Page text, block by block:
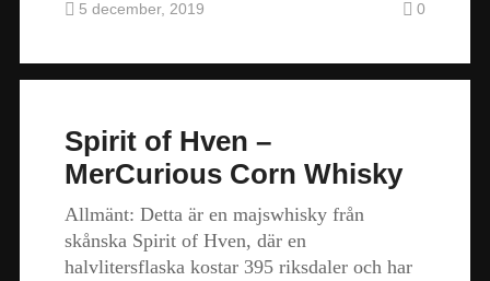
5 december, 2019 0
Spirit of Hven –
MerCurious Corn Whisky
Allmänt: Detta är en majswhisky från
skånska Spirit of Hven, där en
halvlitersflaska kostar 395 riksdaler och har